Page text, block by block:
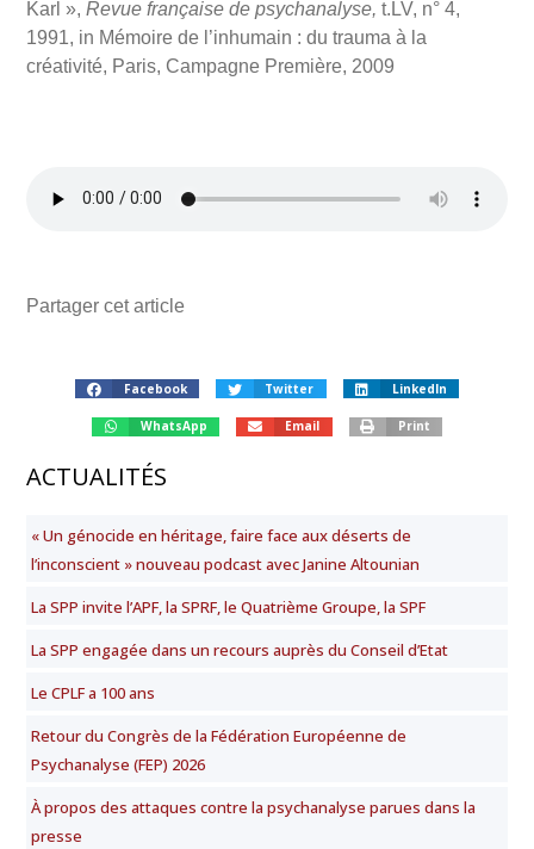
Karl », Revue française de psychanalyse, t.LV, n° 4,
1991, in Mémoire de l’inhumain : du trauma à la
créativité, Paris, Campagne Première, 2009
Partager cet article
Facebook Twitter LinkedIn
WhatsApp Email Print
ACTUALITÉS
« Un génocide en héritage, faire face aux déserts de
l’inconscient » nouveau podcast avec Janine Altounian
La SPP invite l’APF, la SPRF, le Quatrième Groupe, la SPF
La SPP engagée dans un recours auprès du Conseil d’Etat
Le CPLF a 100 ans
Retour du Congrès de la Fédération Européenne de
Psychanalyse (FEP) 2026
À propos des attaques contre la psychanalyse parues dans la
presse